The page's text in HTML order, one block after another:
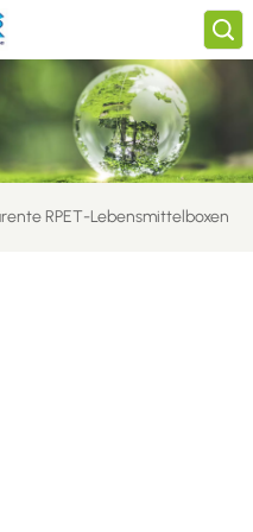
RPET-Lebensmittelboxen